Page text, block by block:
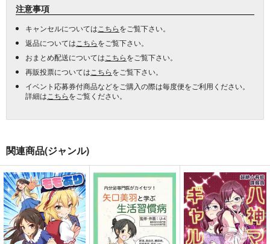
注意事項
キャンセルについては こちらをご覧下さい。
返品については こちらをご覧下さい。
おまとめ配送については こちらをご覧下さい。
再販投票については こちらをご覧下さい。
イベント応募券付商品などをご購入の際は毎度便をご利用ください。
詳細は こちらをご覧ください。
関連商品(ジャンル)